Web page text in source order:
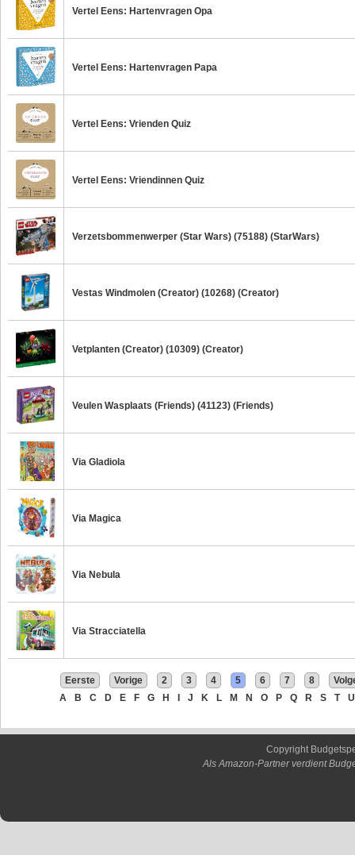
Vertel Eens: Hartenvragen Opa
Vertel Eens: Hartenvragen Papa
Vertel Eens: Vrienden Quiz
Vertel Eens: Vriendinnen Quiz
Verzetsbommenwerper (Star Wars) (75188) (StarWars)
Vestas Windmolen (Creator) (10268) (Creator)
Vetplanten (Creator) (10309) (Creator)
Veulen Wasplaats (Friends) (41123) (Friends)
Via Gladiola
Via Magica
Via Nebula
Via Stracciatella
Eerste Vorige 2 3 4 5 6 7 8
A
B C D E F G H J K L M N O P Q R S T U
Copyright
Als Amazon-Partner verdient